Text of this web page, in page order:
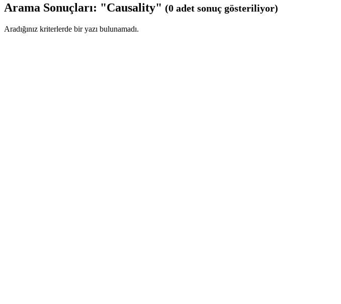
Arama Sonuçları: "Causality" (0 adet sonuç gösteriliyor)
Aradığınız kriterlerde bir yazı bulunamadı.